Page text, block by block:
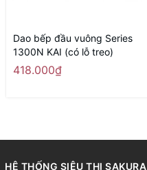
Dao bếp đầu vuông Series
1300N KAI (có lỗ treo)
418.000₫
HỆ THỐNG SIÊU THỊ SAKURA